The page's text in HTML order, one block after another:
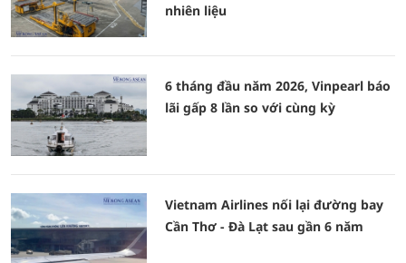
nhiên liệu
6 tháng đầu năm 2026, Vinpearl báo
lãi gấp 8 lần so với cùng kỳ
Vietnam Airlines nối lại đường bay
Cần Thơ - Đà Lạt sau gần 6 năm